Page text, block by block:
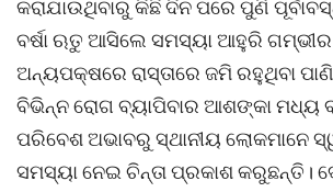
କରାଯାଉଥିବାରୁ କିଛି ଦିନ ପରେ ପୁଣି
ବର୍ଷା ଋତୁ ଆସିଲେ ସମସ୍ୟା ଆହୁରି
ଅନ୍ୟପକ୍ଷରେ ରାସ୍ତାରେ ଜମି ରହୁଥିବା
ବିଭିନ୍ନ ରୋଗ ବ୍ୟାପିବାର ଆଶଙ୍କା ମଧ୍ୟ
ପରିବେଶ ଅଭାବରୁ ସ୍ଥାନୀୟ ଲୋକମାନେ
ସମସ୍ୟା ନେଇ ଚିନ୍ତା ପ୍ରକାଶ କରୁଛନ୍ତି।